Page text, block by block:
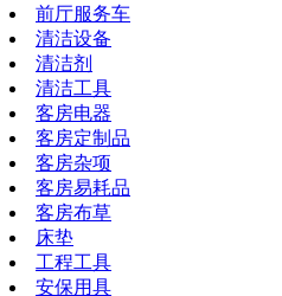
前厅服务车
清洁设备
清洁剂
清洁工具
客房电器
客房定制品
客房杂项
客房易耗品
客房布草
床垫
工程工具
安保用具